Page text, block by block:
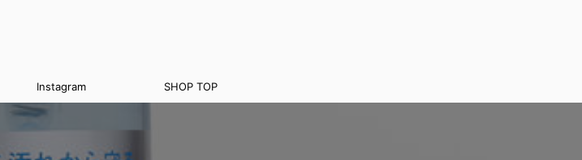
Instagram SHOP TOP